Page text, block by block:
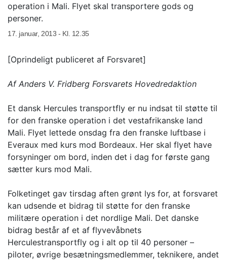
operation i Mali. Flyet skal transportere gods og
personer.
17. januar, 2013 - Kl. 12.35
[Oprindeligt publiceret af Forsvaret]
Af Anders V. Fridberg Forsvarets Hovedredaktion
Et dansk Hercules transportfly er nu indsat til støtte til
for den franske operation i det vestafrikanske land
Mali. Flyet lettede onsdag fra den franske luftbase i
Everaux med kurs mod Bordeaux. Her skal flyet have
forsyninger om bord, inden det i dag for første gang
sætter kurs mod Mali.
Folketinget gav tirsdag aften grønt lys for, at forsvaret
kan udsende et bidrag til støtte for den franske
militære operation i det nordlige Mali. Det danske
bidrag består af et af flyvevåbnets
Herculestransportfly og i alt op til 40 personer –
piloter, øvrige besætningsmedlemmer, teknikere, andet